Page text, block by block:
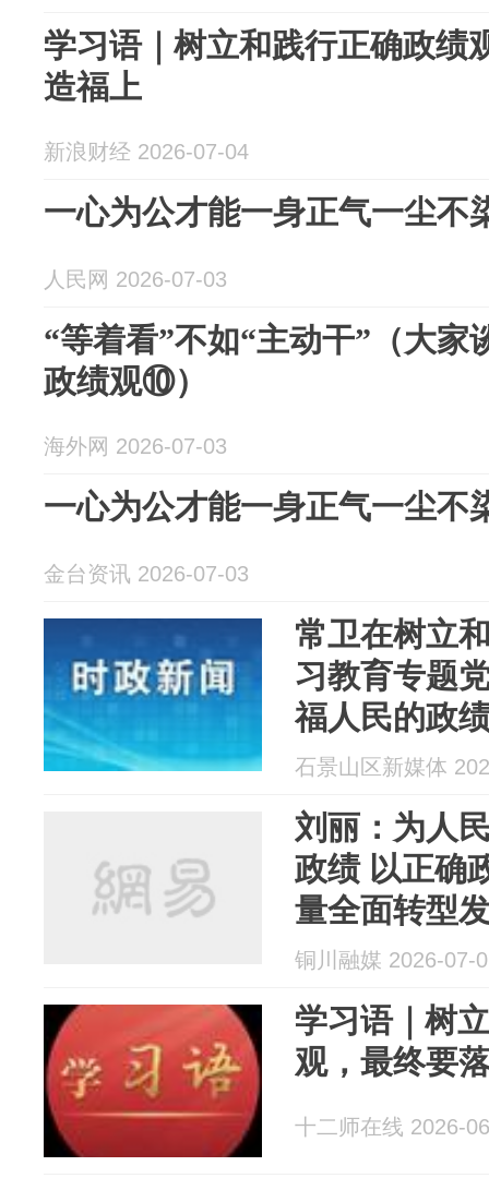
学习语｜树立和践行正确政绩
造福上
新浪财经 2026-07-04
一心为公才能一身正气一尘不
人民网 2026-07-03
“等着看”不如“主动干”（大家
政绩观⑩）
海外网 2026-07-03
一心为公才能一身正气一尘不
金台资讯 2026-07-03
常卫在树立
习教育专题
福人民的政
量发展
石景山区新媒体
刘丽：为人
政绩 以正确
量全面转型
铜川融媒 2026-07-
学习语｜树
观，最终要
十二师在线 2026-